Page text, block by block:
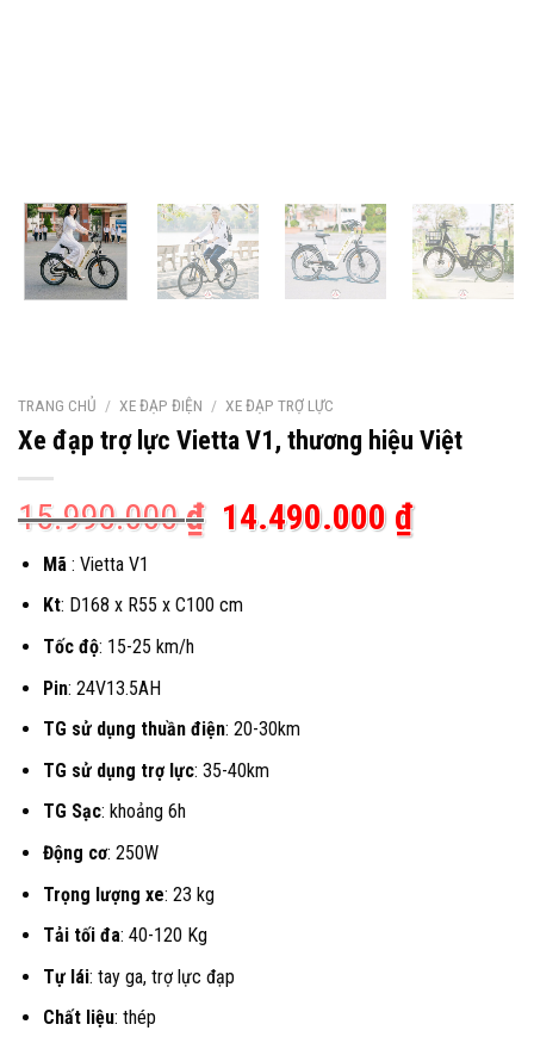
TRANG CHỦ / XE ĐẠP ĐIỆN / XE ĐẠP TRỢ LỰC
Xe đạp trợ lực Vietta V1, thương hiệu Việt
15.990.000₫ Giá
15.990.000 ₫.
14.490.000 ₫Giá
hiện
Mã : Vietta V1
Kt: D168 x R55 x C100 cm
Tốc độ: 15-25 km/h
Pin: 24V13.5AH
TG sử dụng thuần điện: 20-30km
TG sử dụng trợ lực: 35-40km
TG Sạc: khoảng 6h
Động cơ: 250W
Trọng lượng xe: 23 kg
Tải tối đa: 40-120 Kg
Tự lái: tay ga, trợ lực đạp
Chất liệu: thép